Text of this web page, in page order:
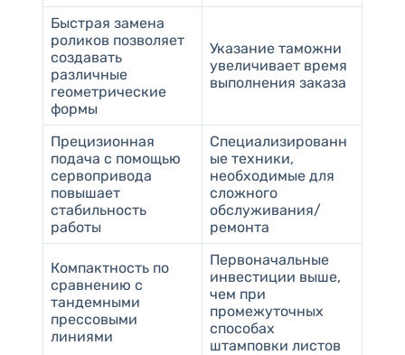
Быстрая замена
роликов позволяет
создавать
различные
геометрические
формы
Указание таможни
увеличивает время
выполнения заказа
Прецизионная
подача с помощью
сервопривода
повышает
стабильность
работы
Специализированн
ые техники,
необходимые для
сложного
обслуживания/
ремонта
Компактность по
сравнению с
тандемными
прессовыми
линиями
Первоначальные
инвестиции выше,
чем при
промежуточных
способах
штамповки листов